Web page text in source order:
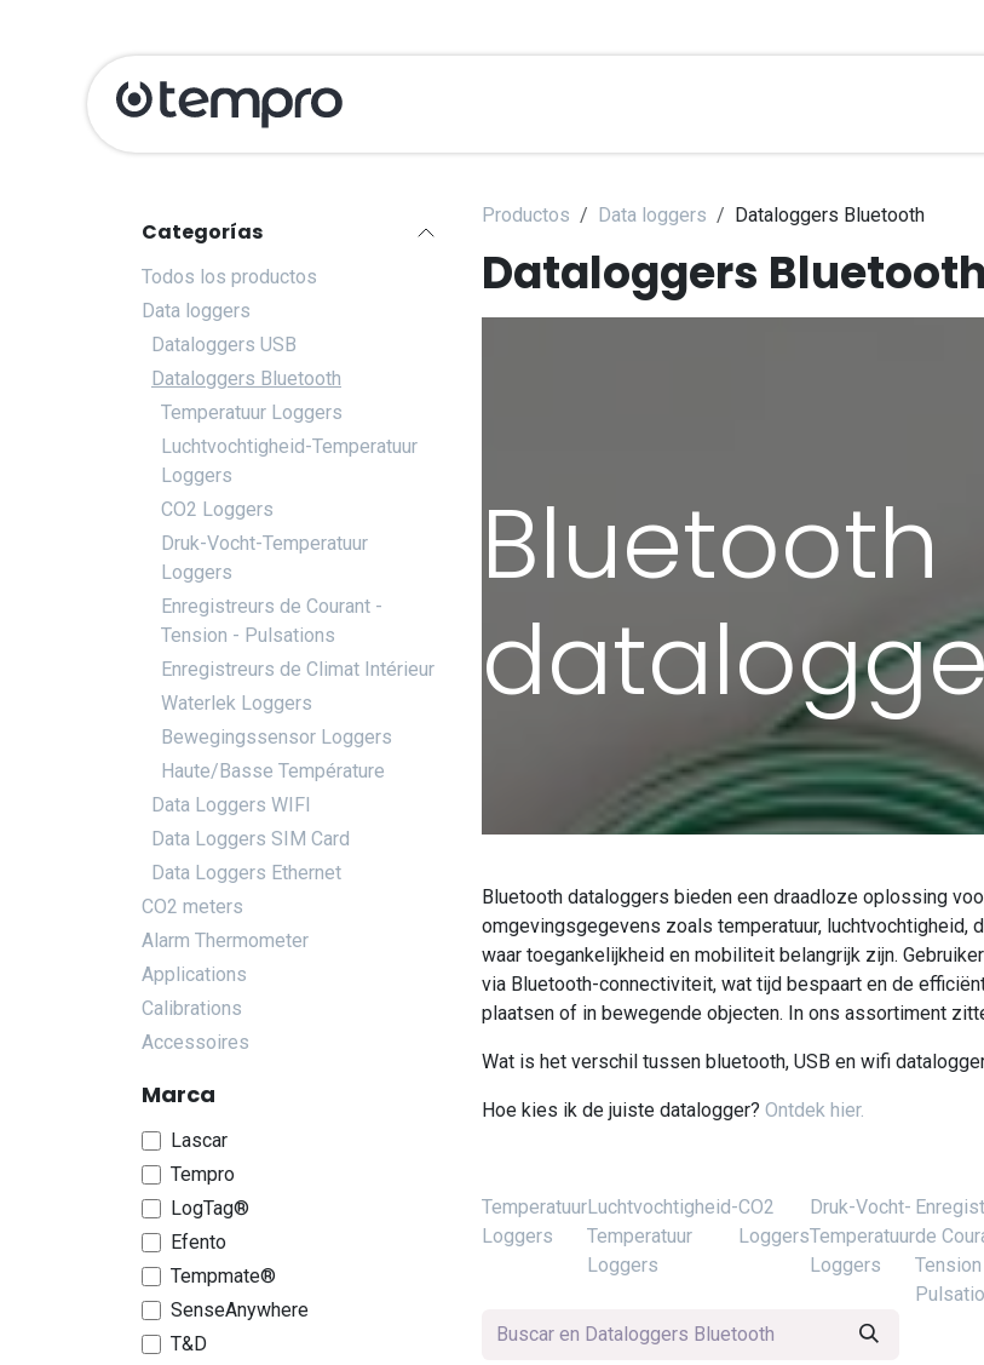
Ir al contenido
Categorías
Todos los productos
Data loggers
Dataloggers USB
Dataloggers Bluetooth
Temperatuur Loggers
Luchtvochtigheid-Temperatuur
Loggers
CO2 Loggers
Druk-Vocht-Temperatuur
Loggers
Enregistreurs de Courant -
Tension - Pulsations
Enregistreurs de Climat Intérieur
Waterlek Loggers
Bewegingssensor Loggers
Haute/Basse Température
Data Loggers WIFI
Data Loggers SIM Card
Data Loggers Ethernet
CO2 meters
Alarm Thermometer
Applications
Calibrations
Accessoires
Marca
Lascar
Tempro
LogTag®
Efento
Tempmate®
SenseAnywhere
T&D
Productos Data loggers Dataloggers Bluetooth
Dataloggers Bluetooth
Bluetooth
Bluetooth dataloggers bieden een draadloze oplossing
omgevingsgegevens zoals temperatuur, luchtvochtigheid,
waar toegankelijkheid en mobiliteit belangrijk zijn.
via Bluetooth-connectiviteit, wat tijd bespaart en de
plaatsen of in bewegende objecten. In ons assortiment
Wat is het verschil tussen bluetooth, USB en wifi
Hoe kies ik de juiste datalogger? Ontdek hier.
Temperatuur
Loggers
Luchtvochtigheid-
Temperatuur
Loggers
CO2
Loggers
Druk-Vocht-
Temperatuur
Loggers
de